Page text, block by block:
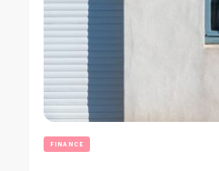
FINANCE